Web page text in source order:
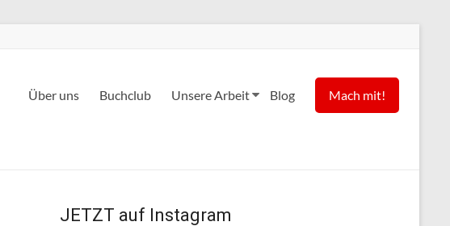
Über uns Buchclub Unsere Arbeit Blog Mach mit!
JETZT auf Instagram